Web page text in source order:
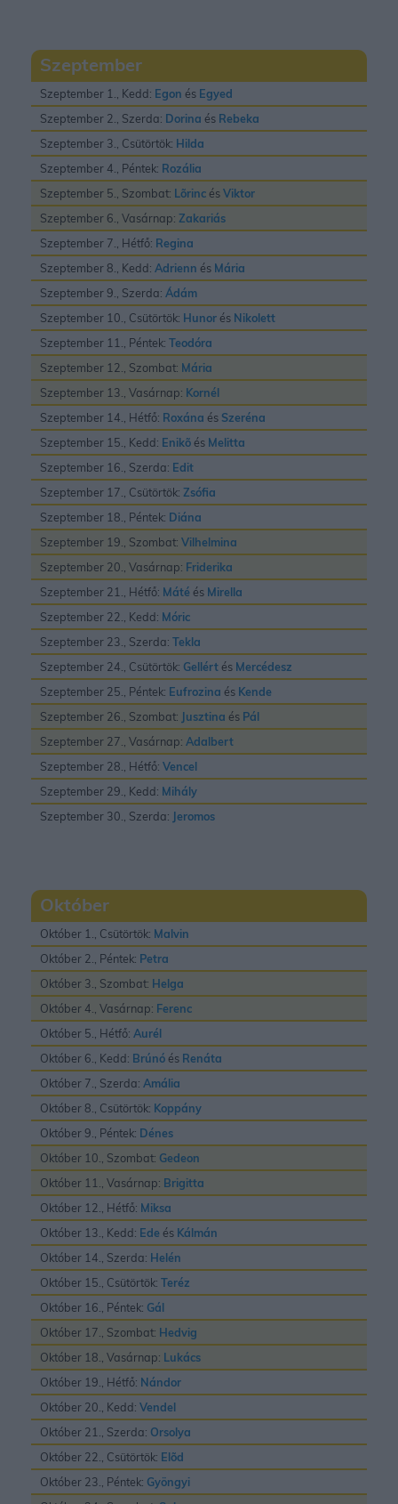
Szeptember
Szeptember 1., Kedd: Egon és Egyed
Szeptember 2., Szerda: Dorina és Rebeka
Szeptember 3., Csütörtök: Hilda
Szeptember 4., Péntek: Rozália
Szeptember 5., Szombat: Lõrinc ésViktor
Szeptember 6., Vasárnap: Zakariás
Szeptember 7., Hétfő: Regina
Szeptember 8., Kedd: Adrienn és Mária
Szeptember 9., Szerda: Ádám
Szeptember 10., Csütörtök: Hunor és Nikolett
Szeptember 11., Péntek: Teodóra
Szeptember 12., Szombat: Mária
Szeptember 13., Vasárnap: Kornél
Szeptember 14., Hétfő: Roxána és Szeréna
Szeptember 15., Kedd: Enikõ és Melitta
Szeptember 16., Szerda: Edit
Szeptember 17., Csütörtök: Zsófia
Szeptember 18., Péntek: Diána
Szeptember 19., Szombat: Vilhelmina
Szeptember 20., Vasárnap: Friderika
Szeptember 21., Hétfő: Máté és Mirella
Szeptember 22., Kedd: Móric
Szeptember 23., Szerda: Tekla
Szeptember 24., Csütörtök: Gellért és Mercédesz
Szeptember 25., Péntek: Eufrozina és Kende
Szeptember 26., Szombat: Jusztina és Pál
Szeptember 27., Vasárnap: Adalbert
Szeptember 28., Hétfő: Vencel
Szeptember 29., Kedd: Mihály
Szeptember 30., Szerda: Jeromos
Október
Október 1., Csütörtök: Malvin
Október 2., Péntek: Petra
Október 3., Szombat: Helga
Október 4., Vasárnap: Ferenc
Október 5., Hétfő: Aurél
Október 6., Kedd: Brúnó és Renáta
Október 7., Szerda: Amália
Október 8., Csütörtök: Koppány
Október 9., Péntek: Dénes
Október 10., Szombat: Gedeon
Október 11., Vasárnap: Brigitta
Október 12., Hétfő: Miksa
Október 13., Kedd: Ede és Kálmán
Október 14., Szerda: Helén
Október 15., Csütörtök: Teréz
Október 16., Péntek: Gál
Október 17., Szombat: Hedvig
Október 18., Vasárnap: Lukács
Október 19., Hétfő: Nándor
Október 20., Kedd: Vendel
Október 21., Szerda: Orsolya
Október 22., Csütörtök: Elõd
Október 23., Péntek: Gyöngyi